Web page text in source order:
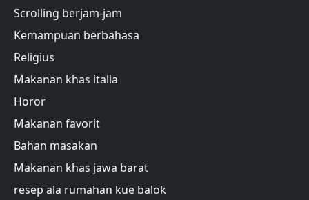
Scrolling berjam-jam
Kemampuan berbahasa
Religius
Makanan khas italia
Horor
Makanan favorit
Bahan masakan
Makanan khas jawa barat
resep ala rumahan kue balok